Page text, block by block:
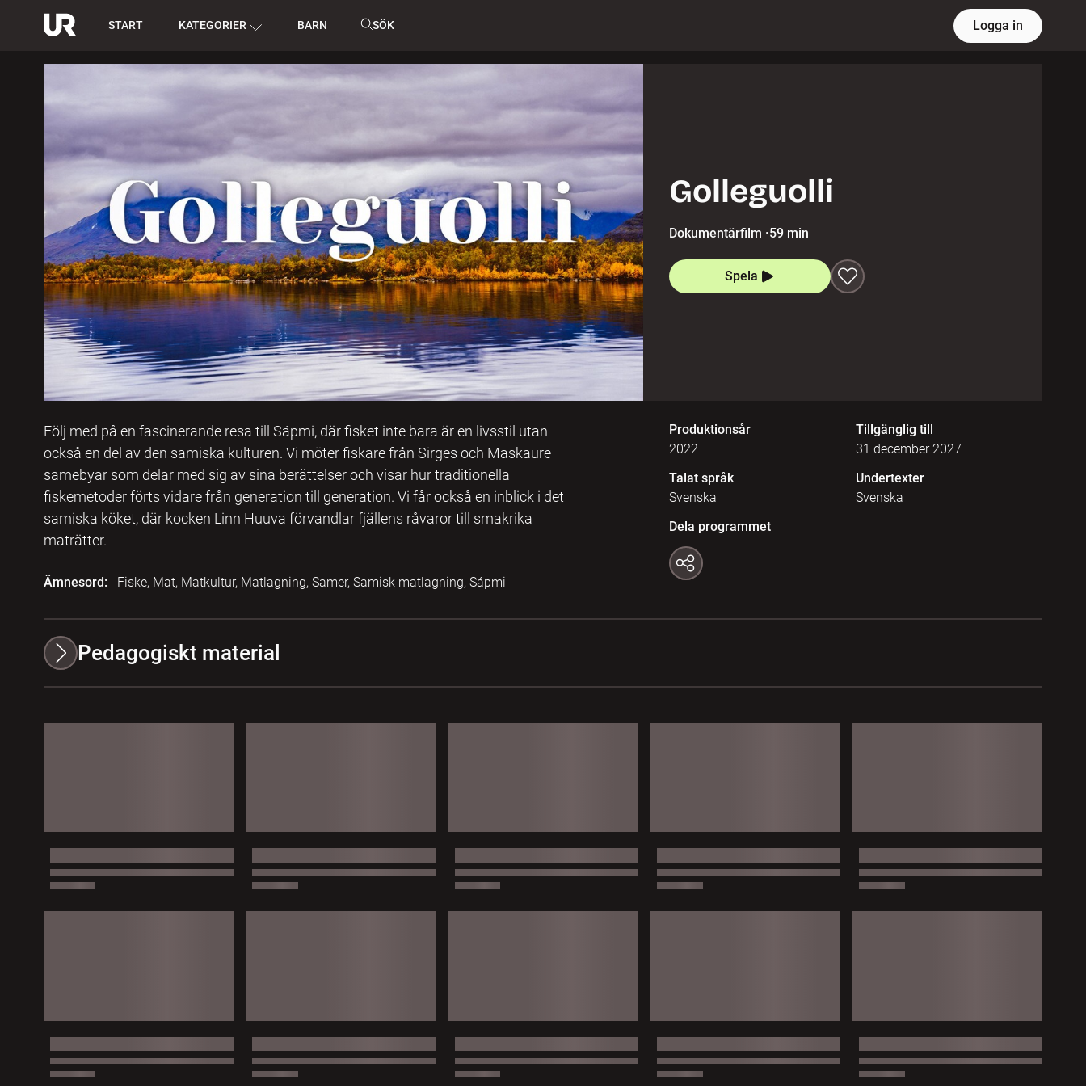
START KATEGORIER BARN SÖK Logga in
Golleguolli
Dokumentärfilm ·59 min
Spela
Följ med på en fascinerande resa till Sápmi, där fisket inte bara är en livsstil utan
också en del av den samiska kulturen. Vi möter fiskare från Sirges och Maskaure
samebyar som delar med sig av sina berättelser och visar hur traditionella
fiskemetoder förts vidare från generation till generation. Vi får också en inblick i det
samiska köket, där kocken Linn Huuva förvandlar fjällens råvaror till smakrika
maträtter.
Ämnesord: Fiske, Mat, Matkultur, Matlagning, Samer, Samisk matlagning, Sápmi
Produktionsår
2022
Tillgänglig till
31 december 2027
Talat språk
Svenska
Undertexter
Svenska
Dela programmet
Pedagogiskt material